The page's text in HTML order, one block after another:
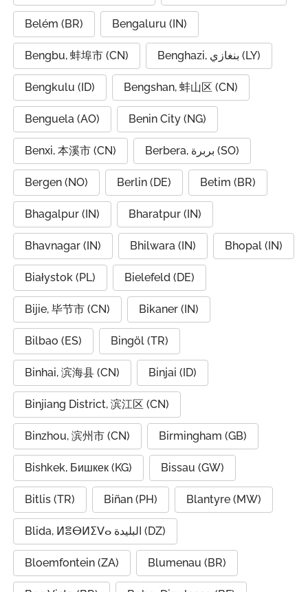
Belém (BR) Bengaluru (IN)
Bengbu, 蚌埠市 (CN) Benghazi, بنغازي (LY)
Bengkulu (ID) Bengshan, 蚌山区 (CN)
Benguela (AO) Benin City (NG)
Benxi, 本溪市 (CN) Berbera, بربرة (SO)
Bergen (NO) Berlin (DE) Betim (BR)
Bhagalpur (IN) Bharatpur (IN)
Bhavnagar (IN) Bhilwara (IN) Bhopal (IN)
Białystok (PL) Bielefeld (DE)
Bijie, 毕节市 (CN) Bikaner (IN)
Bilbao (ES) Bingöl (TR)
Binhai, 滨海县 (CN) Binjai (ID)
Binjiang District, 滨江区 (CN)
Binzhou, 滨州市 (CN) Birmingham (GB)
Bishkek, Бишкек (KG) Bissau (GW)
Bitlis (TR) Biñan (PH) Blantyre (MW)
Blida, ⵍⴻⴱⵍⵉⴸⴰ البليدة (DZ)
Bloemfontein (ZA) Blumenau (BR)